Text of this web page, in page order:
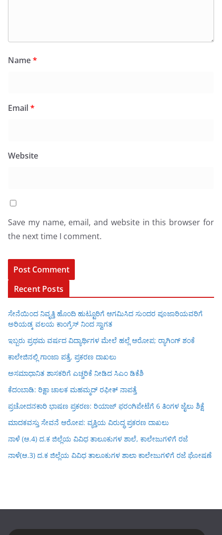
Name*
Email*
Website
Save my name, email, and website in this browser for
the next time I comment.
Recent Posts
ಸೇನೆಯಿಂದ ನಿವೃತ್ತಿ ಹೊಂದಿ ಹುಟ್ಟೂರಿಗೆ ಆಗಮಿಸಿದ ಸುಂದರ ಪೂಜಾರಿಯವರಿಗೆ
ಅರಿಯಡ್ಕ ವಲಯ ಕಾಂಗ್ರೆಸ್ ನಿಂದ ಸ್ವಾಗತ
ಇಬ್ಬರು ಪ್ರಥಮ ವರ್ಷದ ವಿದ್ಯಾರ್ಥಿಗಳ ಮೇಲೆ ಹಲ್ಲೆ ಆರೋಪ; ರ‍್ಯಾಗಿಂಗ್ ಶಂಕೆ
ಕಾಲೇಜಿನಲ್ಲಿ ಗಾಂಜಾ ಪತ್ತೆ, ಪ್ರಕರಣ ದಾಖಲು
ಅಸಮಾಧಾನಿತ ಶಾಸಕರಿಗೆ ಎಚ್ಚರಿಕೆ ನೀಡಿದ ಸಿಎಂ ಡಿಕೆಶಿ
ಕೆದಂಬಾಡಿ: ರಿಕ್ಷಾ ಚಾಲಕ ಮಹಮ್ಮದ್ ರಫೀಕ್ ನಾಪತ್ತೆ
ಪ್ರಚೋದನಕಾರಿ ಭಾಷಣ ಪ್ರಕರಣ: ರಿಯಾಜ್ ಫರಂಗಿಪೇಟೆಗೆ 6 ತಿಂಗಳ ಜೈಲು ಶಿಕ್ಷೆ
ಮಾದಕವಸ್ತು ಸೇವನೆ ಆರೋಪ: ವ್ಯಕ್ತಿಯ ವಿರುದ್ಧ ಪ್ರಕರಣ ದಾಖಲು
ನಾಳೆ (ಆ.4) ದ.ಕ ಜಿಲ್ಲೆಯ ವಿವಿಧ ತಾಲೂಕುಗಳ ಶಾಲೆ, ಕಾಲೇಜುಗಳಿಗೆ ರಜೆ
ನಾಳೆ(ಆ.3) ದ.ಕ ಜಿಲ್ಲೆಯ ವಿವಿಧ ತಾಲೂಕುಗಳ ಶಾಲಾ ಕಾಲೇಜುಗಳಿಗೆ ರಜೆ ಘೋಷಣೆ